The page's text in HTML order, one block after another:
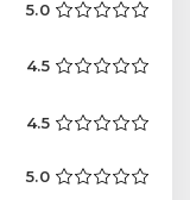
5.0
4.5
4.5
5.0